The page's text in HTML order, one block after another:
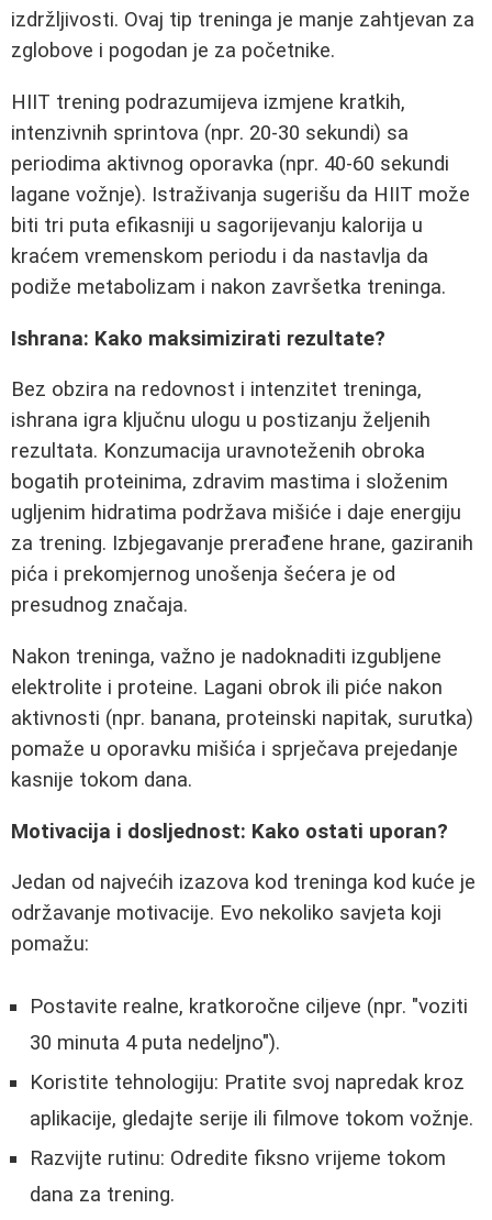
izdržljivosti. Ovaj tip treninga je manje zahtjevan za
zglobove i pogodan je za početnike.
HIIT trening podrazumijeva izmjene kratkih,
intenzivnih sprintova (npr. 20-30 sekundi) sa
periodima aktivnog oporavka (npr. 40-60 sekundi
lagane vožnje). Istraživanja sugerišu da HIIT može
biti tri puta efikasniji u sagorijevanju kalorija u
kraćem vremenskom periodu i da nastavlja da
podiže metabolizam i nakon završetka treninga.
Ishrana: Kako maksimizirati rezultate?
Bez obzira na redovnost i intenzitet treninga,
ishrana igra ključnu ulogu u postizanju željenih
rezultata. Konzumacija uravnoteženih obroka
bogatih proteinima, zdravim mastima i složenim
ugljenim hidratima podržava mišiće i daje energiju
za trening. Izbjegavanje prerađene hrane, gaziranih
pića i prekomjernog unošenja šećera je od
presudnog značaja.
Nakon treninga, važno je nadoknaditi izgubljene
elektrolite i proteine. Lagani obrok ili piće nakon
aktivnosti (npr. banana, proteinski napitak, surutka)
pomaže u oporavku mišića i sprječava prejedanje
kasnije tokom dana.
Motivacija i dosljednost: Kako ostati uporan?
Jedan od najvećih izazova kod treninga kod kuće je
održavanje motivacije. Evo nekoliko savjeta koji
pomažu:
Postavite realne, kratkoročne ciljeve (npr. "voziti
30 minuta 4 puta nedeljno").
Koristite tehnologiju: Pratite svoj napredak kroz
aplikacije, gledajte serije ili filmove tokom vožnje.
Razvijte rutinu: Odredite fiksno vrijeme tokom
dana za trening.